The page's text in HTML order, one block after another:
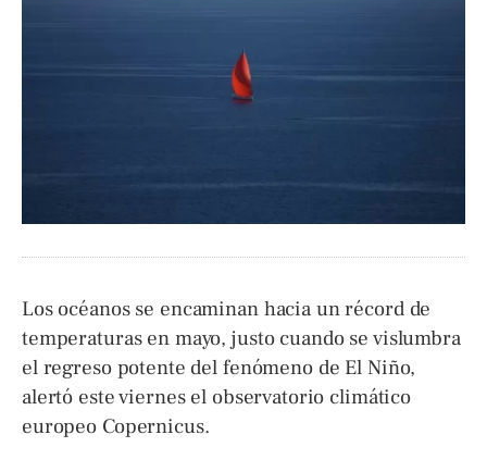
Los océanos se encaminan hacia un récord de
temperaturas en mayo, justo cuando se vislumbra
el regreso potente del fenómeno de El Niño,
alertó este viernes el observatorio climático
europeo Copernicus.